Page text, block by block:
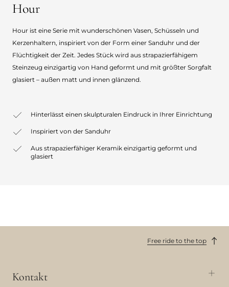
Hour
Hour ist eine Serie mit wunderschönen Vasen, Schüsseln und
Kerzenhaltern, inspiriert von der Form einer Sanduhr und der
Flüchtigkeit der Zeit. Jedes Stück wird aus strapazierfähigem
Steinzeug einzigartig von Hand geformt und mit größter Sorgfalt
glasiert – außen matt und innen glänzend.
Hinterlässt einen skulpturalen Eindruck in Ihrer Einrichtung
Inspiriert von der Sanduhr
Aus strapazierfähiger Keramik einzigartig geformt und
glasiert
Free ride to the top
Kontakt